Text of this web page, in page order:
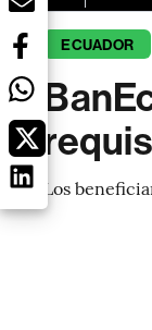
ECUADOR
Los